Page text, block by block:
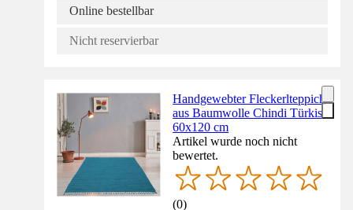
Online bestellbar
Nicht reservierbar
Handgewebter Fleckerlteppich
aus Baumwolle Chindi Türkis
60x120 cm
Artikel wurde noch nicht
bewertet.
(0)